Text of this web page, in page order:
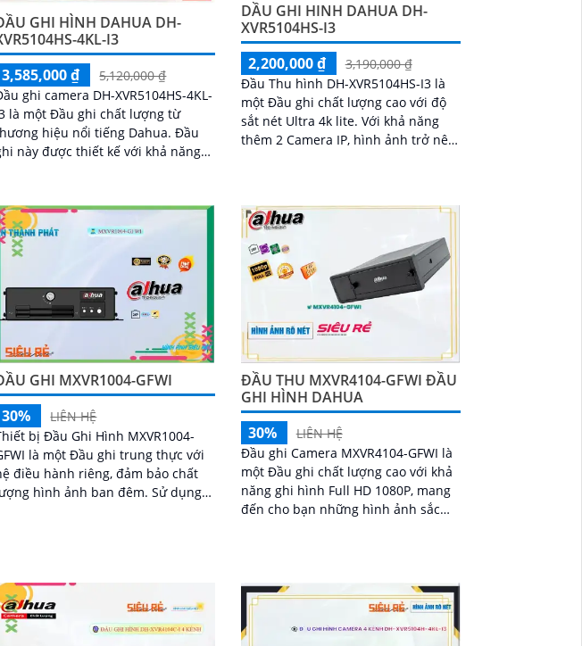
GHI HÌNH DAHUA DH-
4KL-I3
3,585,000 ₫
5,120,000 ₫
ghi camera DH-XVR5104HS-4KL-
là một Đầu ghi chất lượng từ
hiệu nổi tiếng Dahua. Đầu
này được thiết kế với khả năng
tốt
DẦU GHI HINH DAHUA DH-
XVR5104HS-I3
2,200,000 ₫
3,190,000 ₫
Đầu Thu hình DH-XVR5104HS-I3 là
một Đầu ghi chất lượng cao với độ
sắt nét Ultra 4k lite. Với khả năng
thêm 2 Camera IP, hình ảnh trở nên
GHI MXVR1004-GFWI
30%
LIÊN HỆ
bị Đầu Ghi Hình MXVR1004-
là một Đầu ghi trung thực với
điều hành riêng, đảm bảo chất
hình ảnh ban đêm. Sử dụng
ĐẦU THU MXVR4104-GFWI ĐẦU
GHI HÌNH DAHUA
30%
LIÊN HỆ
Đầu ghi Camera MXVR4104-GFWI là
một Đầu ghi chất lượng cao với khả
năng ghi hình Full HD 1080P, mang
đến cho bạn những hình ảnh sắc
vệ 24/7